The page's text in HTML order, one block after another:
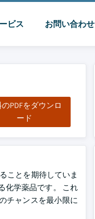
ビス お問い合わせ
PDFをダウンロ
ード
ことを期待していま
化学薬品です。 これ
チャンスを最小限に